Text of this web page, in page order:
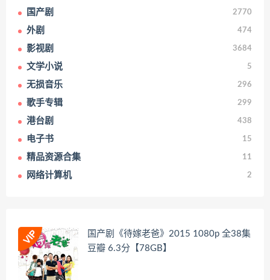
国产剧 2770
外剧 474
影视剧 3684
文学小说 5
无损音乐 296
歌手专辑 299
港台剧 438
电子书 15
精品资源合集 11
网络计算机 2
国产剧《待嫁老爸》2015 1080p 全38集
豆瓣 6.3分【78GB】